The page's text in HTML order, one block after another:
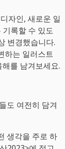
자인, 새로운 일
록할 수 있도
변경했습니다.
하는 일러스트
를 남겨보세요.
도 여전히 담겨
생각을 주로 하